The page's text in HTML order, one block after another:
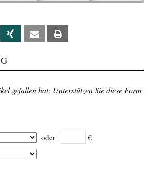
Linkedin Xing Email
gefallen hat: Unterstützen Sie diese Form
oder €